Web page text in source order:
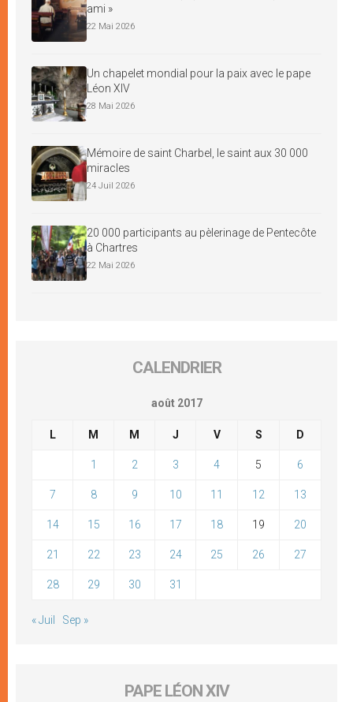
ami »
22 Mai 2026
Un chapelet mondial pour la paix avec le pape
Léon XIV
28 Mai 2026
Mémoire de saint Charbel, le saint aux 30 000
miracles
24 Juil 2026
20 000 participants au pèlerinage de Pentecôte
à Chartres
22 Mai 2026
CALENDRIER
août 2017
L M M J V S D
1 2 3 4 5 6
7 8 9 10 11 12 13
14 15 16 17 18 19 20
21 22 23 24 25 26 27
28 29 30 31
« Juil Sep »
PAPE LÉON XIV